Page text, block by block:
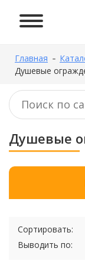
Главная
Душевые
Душевые
Сортировать:
Выводить по: